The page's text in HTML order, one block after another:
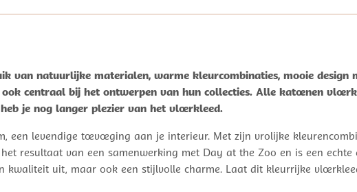
van natuurlijke materialen, warme kleurcombinaties, mooie design
centraal bij het ontwerpen van hun collecties. Alle katoenen
je nog langer plezier van het vloerkleed.
een levendige toevoeging aan je interieur. Met zijn vrolijke
resultaat van een samenwerking met Day at the Zoo en is een echte
kwaliteit uit, maar ook een stijlvolle charme. Laat dit kleurrijke